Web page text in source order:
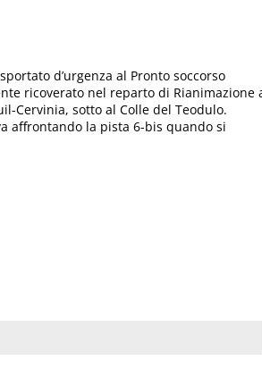
d’urgenza al Pronto soccorso
ricoverato nel reparto di Rianimazione
Cervinia, sotto al Colle del Teodulo.
affrontando la pista 6-bis quando si